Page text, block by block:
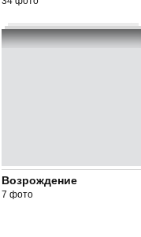
Возрождение
7 фото